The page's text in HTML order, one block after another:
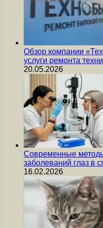
Обзор компании
услуги ремонта
20.05.2026
Современные
заболеваний глаз в
16.02.2026